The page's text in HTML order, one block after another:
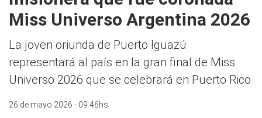
Miss Universo Argentina 2026
La joven oriunda de Puerto Iguazú
representará al país en la gran final de Miss
Universo 2026 que se celebrará en Puerto Rico
26 de mayo 2026 - 09:46hs